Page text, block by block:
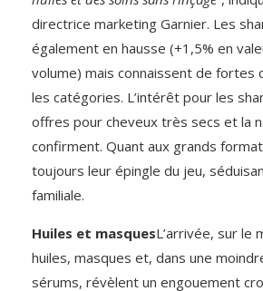
directrice marketing Garnier. Les
également en hausse (+1,5% en
volume) mais connaissent de fortes
les catégories. L’intérêt pour les
offres pour cheveux très secs et la
confirment. Quant aux grands
toujours leur épingle du jeu,
familiale.
Huiles et masquesL’arrivée, sur le
huiles, masques et, dans une
sérums, révèlent un engouement